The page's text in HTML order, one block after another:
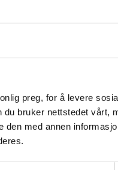
preg, for å levere
bruker nettstedet vårt,
med annen